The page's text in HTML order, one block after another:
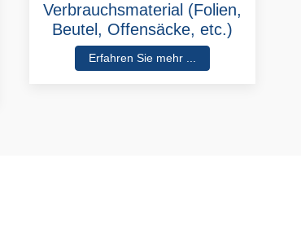
Verbrauchsmaterial (Folien,
Beutel, Offensäcke, etc.)
Erfahren Sie mehr ...